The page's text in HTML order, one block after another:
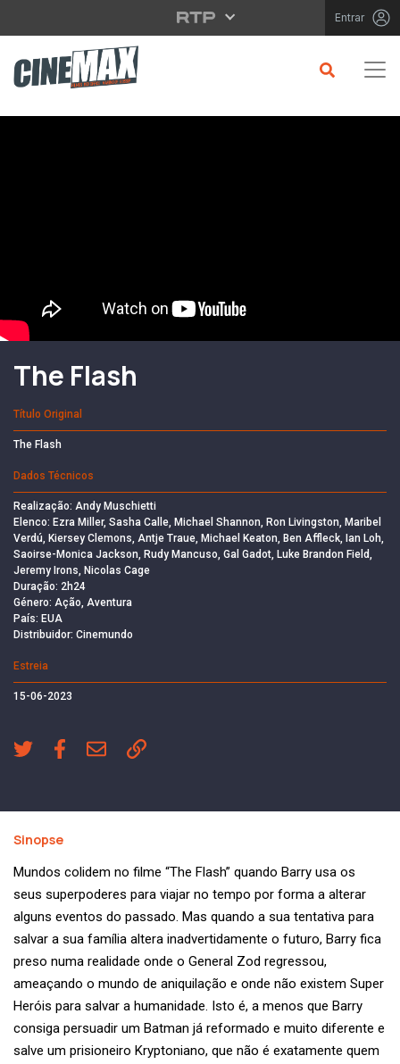
Saltar para o conteúdo principal Entrar
Filme em Cartaz
The Flash
Título Original
The Flash
Dados Técnicos
Realização: Andy Muschietti
Elenco: Ezra Miller, Sasha Calle, Michael Shannon, Ron Livingston, Maribel
Verdú, Kiersey Clemons, Antje Traue, Michael Keaton, Ben Affleck, Ian Loh,
Saoirse-Monica Jackson, Rudy Mancuso, Gal Gadot, Luke Brandon Field,
Jeremy Irons, Nicolas Cage
Duração: 2h24
Género: Ação, Aventura
País: EUA
Distribuidor: Cinemundo
Estreia
15-06-2023
Sinopse
Mundos colidem no filme “The Flash” quando Barry usa os
seus superpoderes para viajar no tempo por forma a alterar
alguns eventos do passado. Mas quando a sua tentativa para
salvar a sua família altera inadvertidamente o futuro, Barry fica
preso numa realidade onde o General Zod regressou,
ameaçando o mundo de aniquilação e onde não existem Super
Heróis para salvar a humanidade. Isto é, a menos que Barry
consiga persuadir um Batman já reformado e muito diferente e
salve um prisioneiro Kryptoniano, que não é exatamente quem